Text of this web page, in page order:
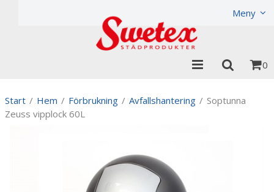
Meny
0
Start / Hem / Förbrukning / Avfallshantering / Soptunna
Zeuss vipplock 60L